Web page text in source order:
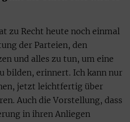
zu Recht heute noch einmal
der Parteien, den
und alles zu tun, um eine
bilden, erinnert. Ich kann nur
jetzt leichtfertig über
Auch die Vorstellung, dass
in ihren Anliegen